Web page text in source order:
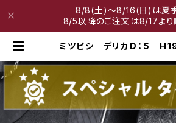
8/8(土)～8/16(日)は夏
8/5以降のご注文は8/17よ
ミツビシ デリカＤ：５
マット付 カーマット スペ